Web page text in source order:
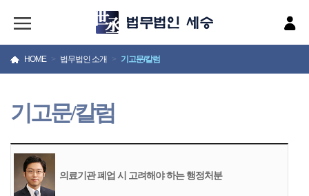
HOME > 법무법인 소개 > 기고문/칼럼
기고문/칼럼
의료기관 폐업 시 고려해야 하는 행정처분